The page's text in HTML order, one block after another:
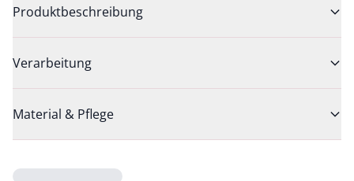
Produktbeschreibung
Verarbeitung
Material & Pflege